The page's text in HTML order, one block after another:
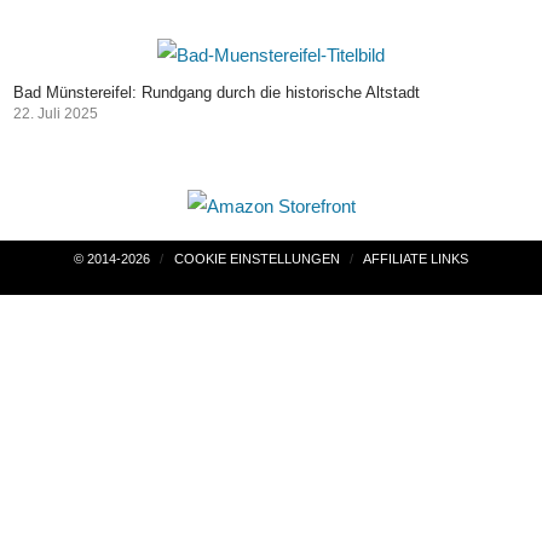
Bad Münstereifel: Rundgang durch die historische Altstadt
22. Juli 2025
Beitragsnavigation
© 2014-2026 COOKIE EINSTELLUNGEN AFFILIATE LINKS